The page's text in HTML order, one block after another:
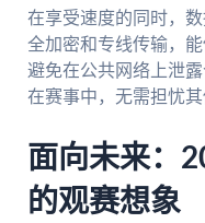
在享受速度的同时，
全加密和专线传输，
避免在公共网络上泄
在赛事中，无需担忧其
面向未来：
的观赛想象